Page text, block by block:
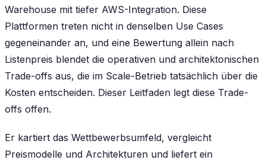
Warehouse mit tiefer AWS-Integration. Diese
Plattformen treten nicht in denselben Use Cases
gegeneinander an, und eine Bewertung allein nach
Listenpreis blendet die operativen und architektonischen
Trade-offs aus, die im Scale-Betrieb tatsächlich über die
Kosten entscheiden. Dieser Leitfaden legt diese Trade-
offs offen.
Er kartiert das Wettbewerbsumfeld, vergleicht
Preismodelle und Architekturen und liefert ein